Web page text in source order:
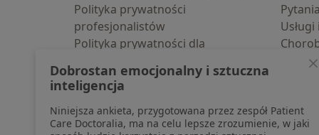
Polityka prywatności
profesjonalistów
Polityka prywatności dla
pozyskaliśmy samodzielnie
Polityka cookies
Jak działają wyniki wyszukiwania
Dostępność
Pomoc
Blog
Dobrostan emocjonalny i sztuczna
inteligencja
Niniejsza ankieta, przygotowana przez zespół Patient
Care Doctoralia, ma na celu lepsze zrozumienie, w jaki